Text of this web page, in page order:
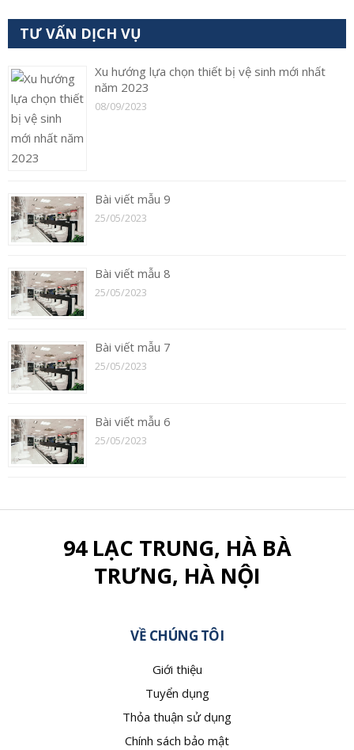
TƯ VẤN DỊCH VỤ
Xu hướng lựa chọn thiết bị vệ sinh mới nhất
năm 2023
08/09/2023
Bài viết mẫu 9
25/05/2023
Bài viết mẫu 8
25/05/2023
Bài viết mẫu 7
25/05/2023
Bài viết mẫu 6
25/05/2023
94 LẠC TRUNG, HÀ BÀ
TRƯNG, HÀ NỘI
VỀ CHÚNG TÔI
Giới thiệu
Tuyển dụng
Thỏa thuận sử dụng
Chính sách bảo mật